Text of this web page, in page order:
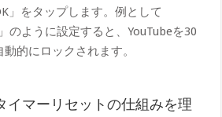
」をタップします。例として
のように設定すると、YouTubeを30
的にロックされます。
イマーリセットの仕組みを理